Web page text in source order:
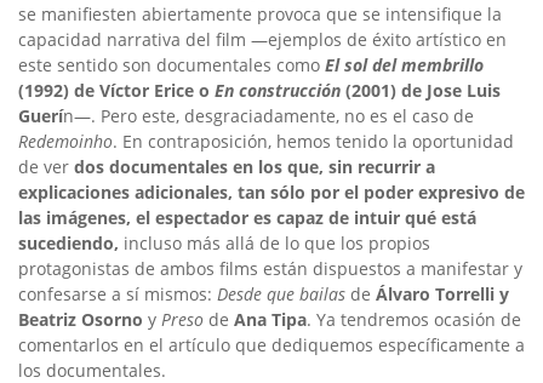
se manifiesten abiertamente provoca que se intensifique la
capacidad narrativa del film —ejemplos de éxito artístico en
este sentido son documentales como El sol del membrillo
(1992) de Víctor Erice o En construcción (2001) de Jose Luis
Guerín—. Pero este, desgraciadamente, no es el caso de
Redemoinho. En contraposición, hemos tenido la oportunidad
de ver dos documentales en los que, sin recurrir a
explicaciones adicionales, tan sólo por el poder expresivo de
las imágenes, el espectador es capaz de intuir qué está
sucediendo, incluso más allá de lo que los propios
protagonistas de ambos films están dispuestos a manifestar y
confesarse a sí mismos: Desde que bailas de Álvaro Torrelli y
Beatriz Osorno y Preso de Ana Tipa. Ya tendremos ocasión de
comentarlos en el artículo que dediquemos específicamente a
los documentales.